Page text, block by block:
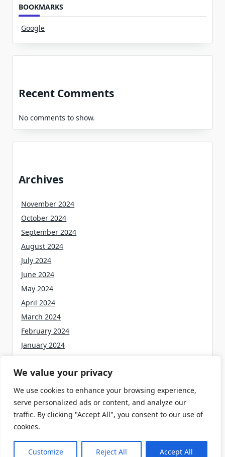
We value your privacy
We use cookies to enhance your browsing experience,
serve personalized ads or content, and analyze our
traffic. By clicking "Accept All", you consent to our use of
cookies.
Customize Reject All Accept All
BOOKMARKS
Google
Recent Comments
No comments to show.
Archives
November 2024
October 2024
September 2024
August 2024
July 2024
June 2024
May 2024
April 2024
March 2024
February 2024
January 2024
Categories
Finanzen